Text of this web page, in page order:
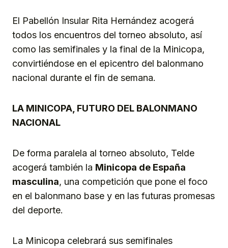
El Pabellón Insular Rita Hernández acogerá
todos los encuentros del torneo absoluto, así
como las semifinales y la final de la Minicopa,
convirtiéndose en el epicentro del balonmano
nacional durante el fin de semana.
LA MINICOPA, FUTURO DEL BALONMANO
NACIONAL
De forma paralela al torneo absoluto, Telde
acogerá también la Minicopa de España
masculina, una competición que pone el foco
en el balonmano base y en las futuras promesas
del deporte.
La Minicopa celebrará sus semifinales